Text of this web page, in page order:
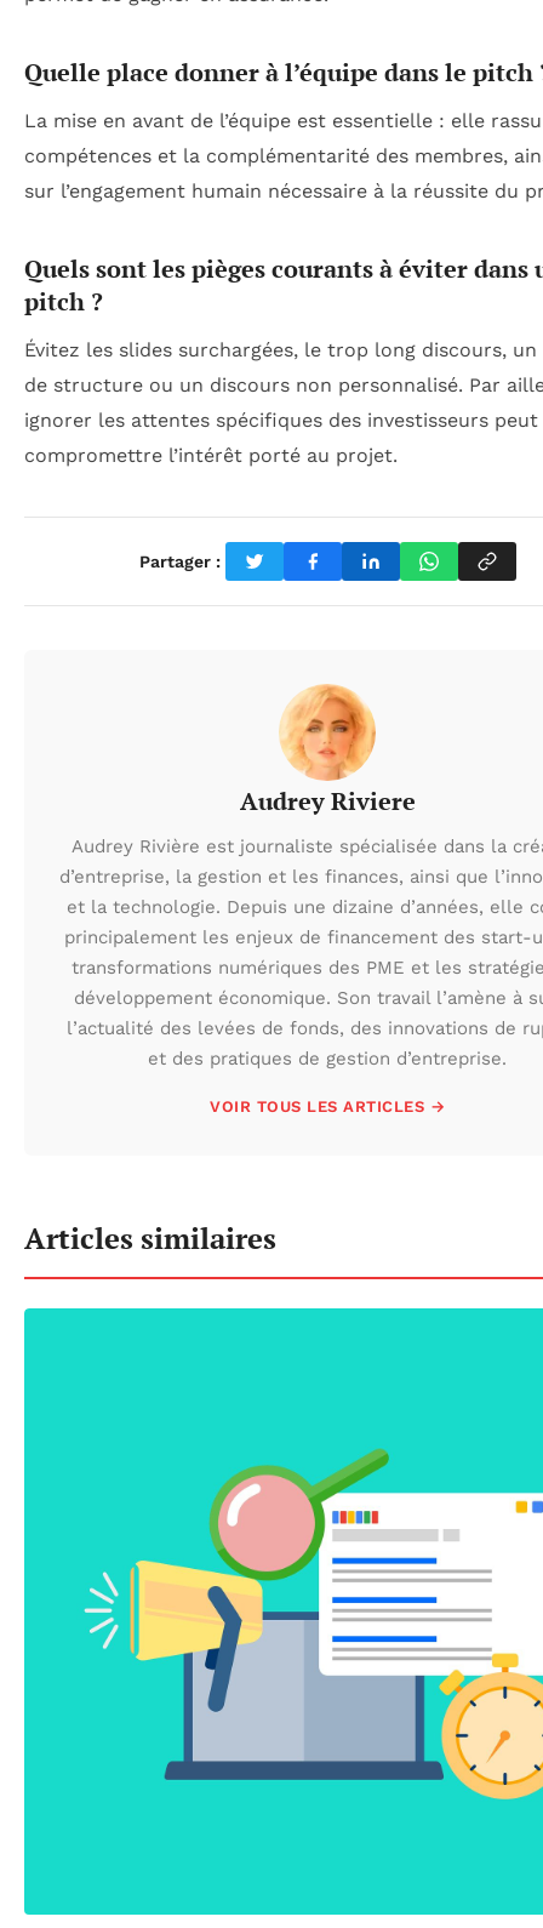
Quelle place donner à l’équipe dans le pitch
La mise en avant de l’équipe est essentielle : elle
compétences et la complémentarité des membres,
sur l’engagement humain nécessaire à la réussite du
Quels sont les pièges courants à éviter dans
pitch ?
Évitez les slides surchargées, le trop long discours, un
de structure ou un discours non personnalisé. Par
ignorer les attentes spécifiques des investisseurs peut
compromettre l’intérêt porté au projet.
Partager :
Audrey Riviere
Audrey Rivière est journaliste spécialisée dans la
d’entreprise, la gestion et les finances, ainsi que
et la technologie. Depuis une dizaine d’années, elle
principalement les enjeux de financement des start-
transformations numériques des PME et les
développement économique. Son travail l’amène à
l’actualité des levées de fonds, des innovations de
et des pratiques de gestion d’entreprise.
VOIR TOUS LES ARTICLES →
Articles similaires